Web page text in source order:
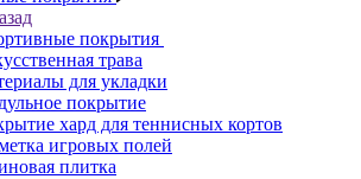
покрытия
трава
для укладки
покрытие
хард для теннисных кортов
игровых полей
плитка